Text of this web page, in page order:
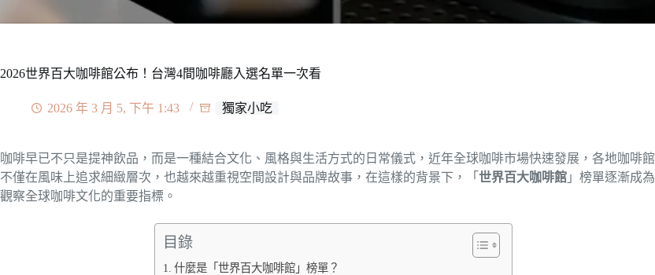
2026世界百大咖啡館公布！台灣4間咖啡廳入選名單一次看
2026 年 3 月 5, 下午 1:43 獨家小吃
咖啡早已不只是提神飲品，而是一種結合文化、風格與生活方式的日常儀式，近年全球咖啡市場快速發展，各地咖啡館
不僅在風味上追求細緻層次，也越來越重視空間設計與品牌故事，在這樣的背景下，「 世界百大咖啡館 」榜單逐漸成為
觀察全球咖啡文化的重要指標。
目錄
什麼是「世界百大咖啡館」榜單？